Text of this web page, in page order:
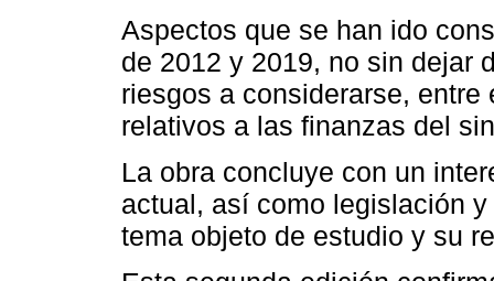
Aspectos que se han ido
de 2012 y 2019, no sin dejar
riesgos a considerarse,
relativos a las finanzas del
La obra concluye con un
actual, así como legislación
tema objeto de estudio y su